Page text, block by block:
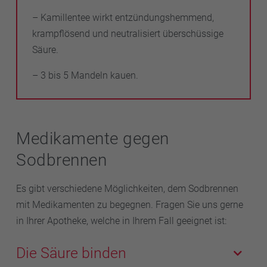
– Kamillentee wirkt entzündungshemmend,
krampflösend und neutralisiert überschüssige
Säure.
– 3 bis 5 Mandeln kauen.
Medikamente gegen
Sodbrennen
Es gibt verschiedene Möglichkeiten, dem Sodbrennen
mit Medikamenten zu begegnen. Fragen Sie uns gerne
in Ihrer Apotheke, welche in Ihrem Fall geeignet ist:
Die Säure binden